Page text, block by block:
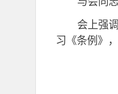
会上强
习《条例》